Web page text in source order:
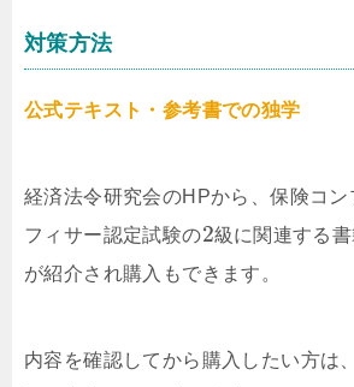
対策方法
公式テキスト・参考書での独学
経済法令研究会のHPから、保険コン
フィサー認定試験の2級に関連する
が紹介され購入もできます。
内容を確認してから購入したい方は